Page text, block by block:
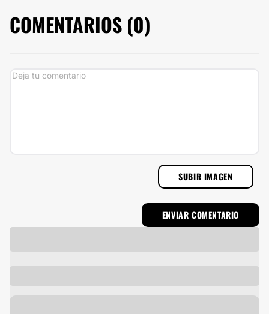
COMENTARIOS (0)
SUBIR IMAGEN